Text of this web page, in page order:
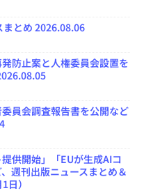
まとめ 2026.08.06
防止案と人権委員会設置を
員会調査報告書を公開など
供開始」「EUが生成AIコ
週刊出版ニュースまとめ＆
日）